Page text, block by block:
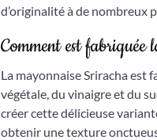
d’originalité à de nombreux
Comment est
La mayonnaise Sriracha est
végétale, du vinaigre et du
créer cette délicieuse
obtenir une texture